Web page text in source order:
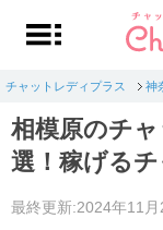
チャットレディプラス 神
相模原のチ
選！稼げる
最終更新:2024年11